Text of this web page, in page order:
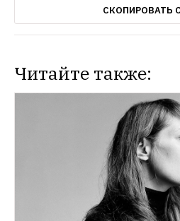
СКОПИРОВАТЬ
Читайте также: